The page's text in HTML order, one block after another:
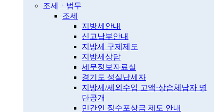
조세ㆍ법무
조세
지방세안내
신고납부안내
지방세 구제제도
지방세상담
세무정보자료실
경기도 성실납세자
지방세/세외수입 고액·상습체납자 명
단공개
민간인 징수포상금 제도 안내